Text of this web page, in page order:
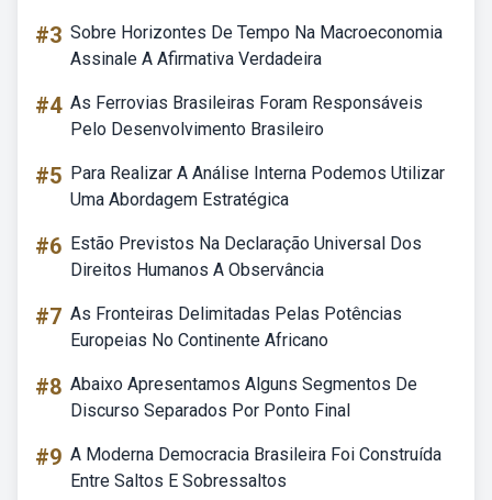
#3 Sobre Horizontes De Tempo Na Macroeconomia
Assinale A Afirmativa Verdadeira
#4 As Ferrovias Brasileiras Foram Responsáveis
Pelo Desenvolvimento Brasileiro
#5 Para Realizar A Análise Interna Podemos Utilizar
Uma Abordagem Estratégica
#6 Estão Previstos Na Declaração Universal Dos
Direitos Humanos A Observância
#7 As Fronteiras Delimitadas Pelas Potências
Europeias No Continente Africano
#8 Abaixo Apresentamos Alguns Segmentos De
Discurso Separados Por Ponto Final
#9 A Moderna Democracia Brasileira Foi Construída
Entre Saltos E Sobressaltos